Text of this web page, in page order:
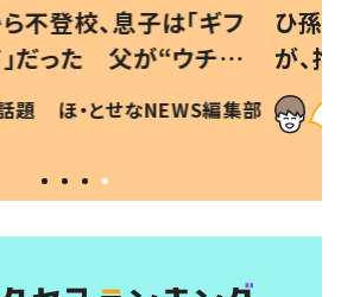
登校、息子は「ギフ
だった 父が“ウチ給
り続ける理由とは #令
和の子
ほ・とせなNEWS編集部
ひ孫
が、抱
に「涙
方ない」